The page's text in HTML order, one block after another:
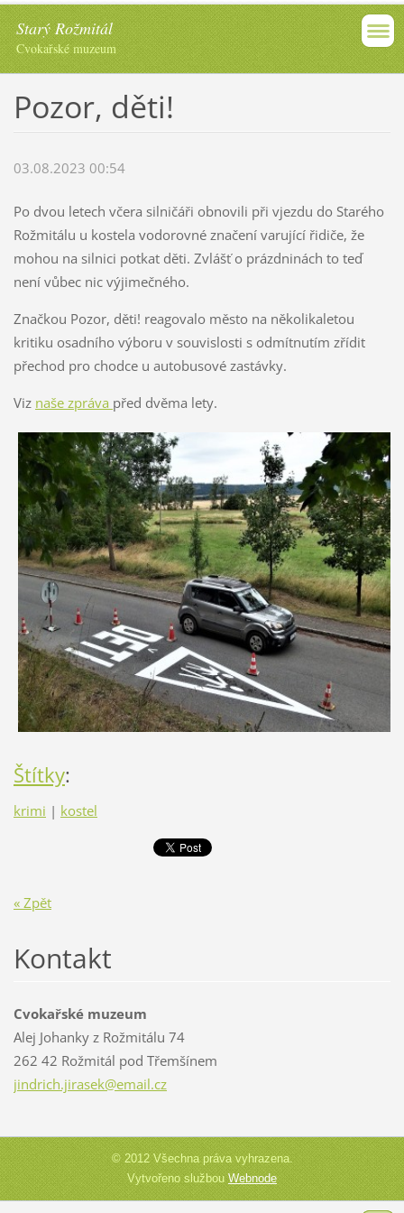
Starý Rožmitál
Cvokařské muzeum
Pozor, děti!
03.08.2023 00:54
Po dvou letech včera silničáři obnovili při vjezdu do Starého
Rožmitálu u kostela vodorovné značení varující řidiče, že
mohou na silnici potkat děti. Zvlášť o prázdninách to teď
není vůbec nic výjimečného.
Značkou Pozor, děti! reagovalo město na několikaletou
kritiku osadního výboru v souvislosti s odmítnutím zřídit
přechod pro chodce u autobusové zastávky.
Viz naše zpráva před dvěma lety.
Štítky:
krimi | kostel
« Zpět
Kontakt
Cvokařské muzeum
Alej Johanky z Rožmitálu 74
262 42 Rožmitál pod Třemšínem
jindrich.jirasek@email.cz
© 2012 Všechna práva vyhrazena.
Vytvořeno službouWebnode